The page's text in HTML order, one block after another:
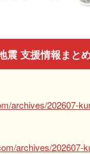
震 支援情報まと
archives/202607-
archives/202607-